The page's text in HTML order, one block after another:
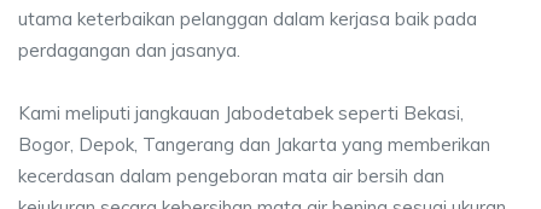
utama keterbaikan pelanggan dalam kerjasa baik pada
perdagangan dan jasanya.
Kami meliputi jangkauan Jabodetabek seperti Bekasi,
Bogor, Depok, Tangerang dan Jakarta yang memberikan
kecerdasan dalam pengeboran mata air bersih dan